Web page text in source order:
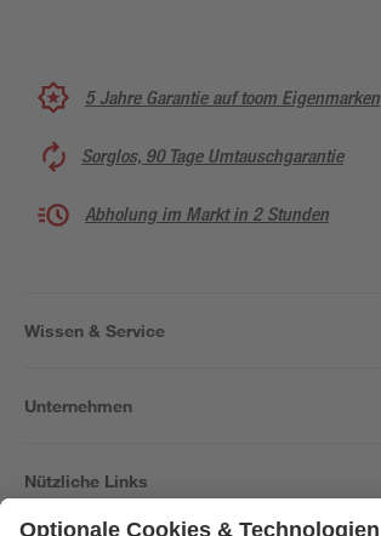
5 Jahre Garantie auf toom Eigenmarken
Sorglos, 90 Tage Umtauschgarantie
Abholung im Markt in 2 Stunden
Wissen & Service
Unternehmen
Nützliche Links